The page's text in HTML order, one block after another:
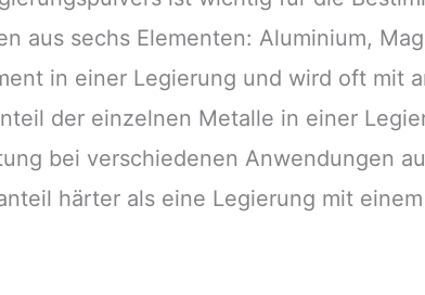
aus sechs Elementen: Aluminium,
in einer Legierung und wird oft mit
der einzelnen Metalle in einer
bei verschiedenen Anwendungen
härter als eine Legierung mit